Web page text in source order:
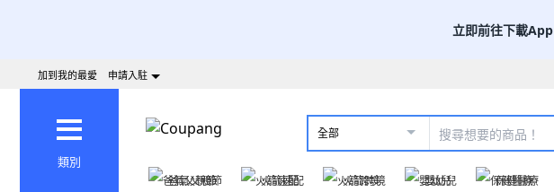
立即前往下載App
加到我的最愛 申請入駐
類別
全部
爸氣父親節 火箭速配 火箭跨境 嬰幼兒 保健醫療